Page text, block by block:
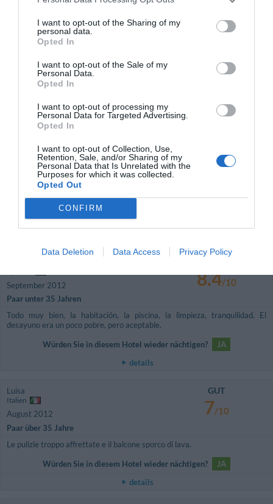
I want to opt-out of the Sharing of my
personal data.
Opted In
I want to opt-out of the Sale of my
Personal Data.
Opted In
I want to opt-out of processing my
Personal Data for Targeted Advertising.
Opted In
I want to opt-out of Collection, Use,
Retention, Sale, and/or Sharing of my
Personal Data that Is Unrelated with the
Purposes for which it was collected.
Opted Out
CONFIRM
Data Deletion Data Access Privacy Policy
potevamo andarcene? Ci ha pure risposto in malo modo. Esperienza da non
Würden Sie in diesem Hotel wieder nächtigen?
details
Dezember 2012
Familie mit kleinen Kindern
10/10
The owner was very friendly and helpful. He joined us at breakfast and
gave us suggestions on what is the best food offered by the locality. He
offered us home made products which were very good. He made us feel at
home. The fact that the car was parked just in front of our room was also
another added value which we were not expecting. We definitely suggest
this B & B.
Würden Sie in diesem Hotel wieder nächtigen?
September 2012
Paar unter 35 Jahren
8.4/10
Todo muy bien, la habitación, la piscina, la limpieza, tranquilidad. El
desayuno era un poco pobre, pero aceptable.
Würden Sie in diesem Hotel wieder nächtigen?
JA
details
Luisa
Italien
August 2012
Paar über 35 Jahre
GUT
7/10
Le pulizie troppo affrettate e il balcone sporco di lava.
Würden Sie in diesem Hotel wieder nächtigen?
JA
details